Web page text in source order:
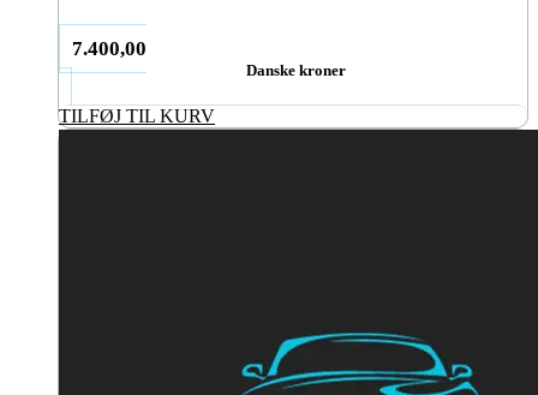
7.400,00
Danske kroner
TILFØJ TIL KURV